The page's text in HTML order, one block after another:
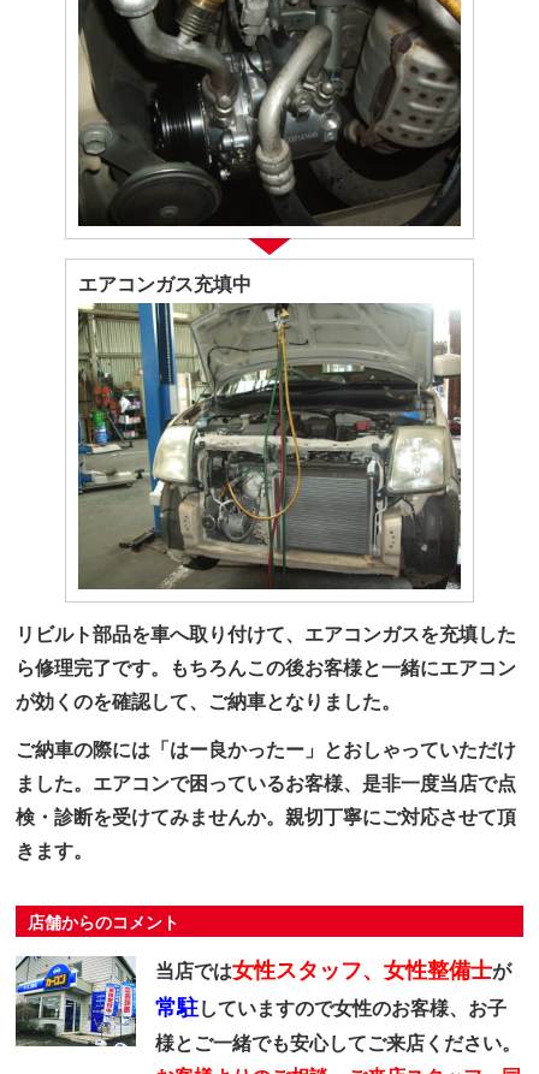
エアコンガス充填中
リビルト部品を車へ取り付けて、エアコンガスを充填した
ら修理完了です。もちろんこの後お客様と一緒にエアコン
が効くのを確認して、ご納車となりました。
ご納車の際には「はー良かったー」とおしゃっていただけ
ました。エアコンで困っているお客様、是非一度当店で点
検・診断を受けてみませんか。親切丁寧にご対応させて頂
きます。
店舗からのコメント
当店では女性スタッフ、女性整備士が
常駐していますので女性のお客様、お子
様とご一緒でも安心してご来店ください。